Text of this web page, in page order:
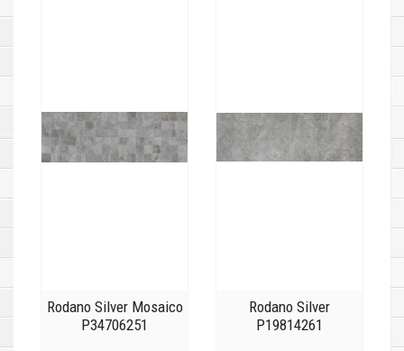
Rodano Silver Mosaico
P34706251
Rodano Silver
P19814261